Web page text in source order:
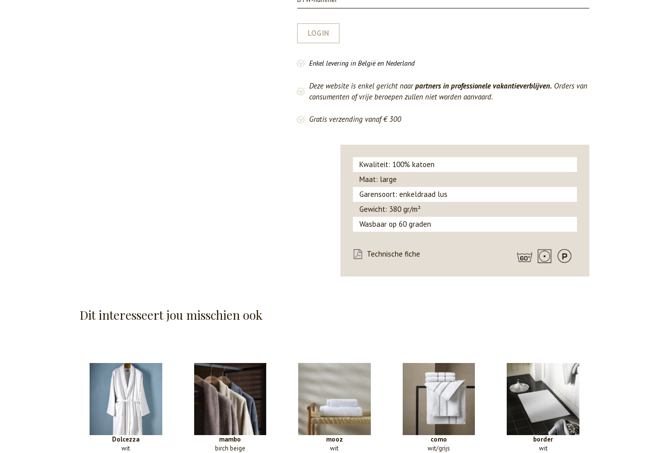
LOGIN
Enkel levering in België en Nederland
Deze website is enkel gericht naarpartners in professionele vakantieverblijven. Orders van
consumenten of vrije beroepen zullen niet worden aanvaard.
Gratis verzending vanaf € 300
Kwaliteit: 100% katoen
Maat: large
Garensoort: enkeldraad lus
Gewicht: 380 gr/m²
Wasbaar op 60 graden
Technische fiche
Dit interesseert jou misschien ook
Dolcezza
wit
mambo
birch beige
mooz
wit
como
wit/grijs
border
wit